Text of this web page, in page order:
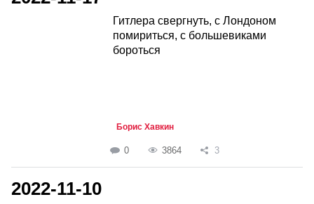
Гитлера свергнуть, с Лондоном
помириться, с большевиками
бороться
Борис Хавкин
0 3864 3
2022-11-10